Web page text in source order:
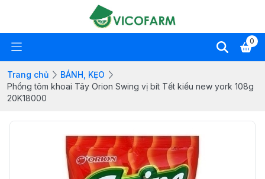
0
Trang chủ
BÁNH, KẸO
Phồng tôm khoai Tây Orion Swing vị bít Tết kiểu new york 108g
20K18000